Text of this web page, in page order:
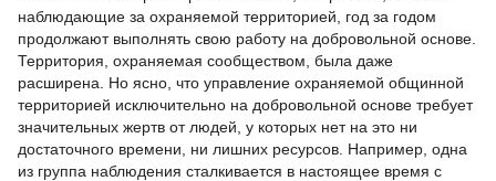
наблюдающие за охраняемой территорией, год за годом
продолжают выполнять свою работу на добровольной основе.
Территория, охраняемая сообществом, была даже
расширена. Но ясно, что управление охраняемой общинной
территорией исключительно на добровольной основе требует
значительных жертв от людей, у которых нет на это ни
достаточного времени, ни лишних ресурсов. Например, одна
из группа наблюдения сталкивается в настоящее время с